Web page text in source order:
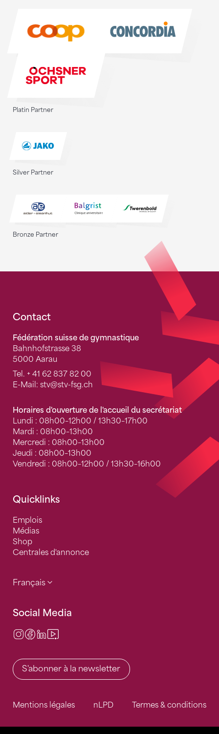
Platin Partner
Silver Partner
Bronze Partner
Fusszeile
Contact
Fédération suisse de gymnastique
Bahnhofstrasse 38
5000 Aarau
Tel. + 41 62 837 82 00
E-Mail: stv@stv-fsg.ch
Horaires d'ouverture de l'accueil du secrétariat
Lundi : 08h00–12h00 / 13h30–17h00
Mardi : 08h00–13h00
Mercredi : 08h00–13h00
Jeudi : 08h00–13h00
Vendredi : 08h00–12h00 / 13h30–16h00
Quicklinks
Emplois
Médias
Shop
Centrales d'annonce
Français
Social Media
Instagram
Facebook
LinkedIn
S'abonner à la newsletter
Mentions légales nLPD Termes & conditions